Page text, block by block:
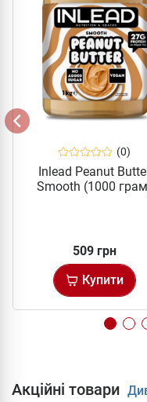
(0)
Inlead Peanut
Smooth (1000
509 грн
Купити
Акційні товари